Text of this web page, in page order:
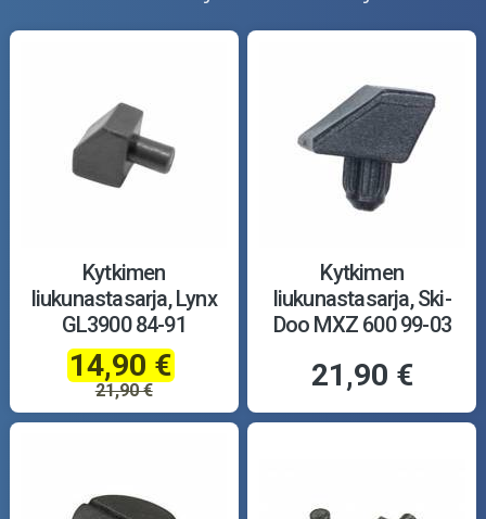
Kytkimen
liukunastasarja, Lynx
GL3900 84-91
14,90 €
21,90 €
Kytkimen
liukunastasarja, Ski-
Doo MXZ 600 99-03
21,90 €